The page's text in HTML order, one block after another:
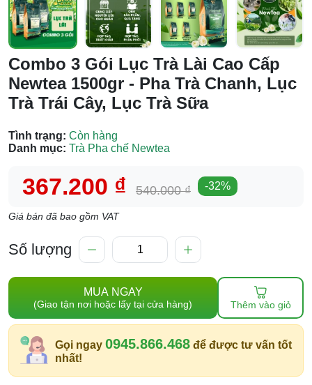
Combo 3 Gói Lục Trà Lài Cao Cấp
Newtea 1500gr - Pha Trà Chanh, Lục
Trà Trái Cây, Lục Trà Sữa
Tình trạng: Còn hàng
Danh mục: Trà Pha chế Newtea
367.200 ₫ 540.000 ₫ -32%
Giá bán đã bao gồm VAT
Số lượng
MUA NGAY
(Giao tận nơi hoặc lấy tại cửa hàng) Thêm vào giỏ
Gọi ngay 0945.866.468 để được tư vấn tốt
nhất!